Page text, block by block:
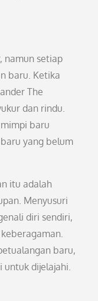
namun setiap
baru. Ketika
The
dan rindu.
baru
yang belum
itu adalah
Menyusuri
diri sendiri,
baru,
untuk dijelajahi.